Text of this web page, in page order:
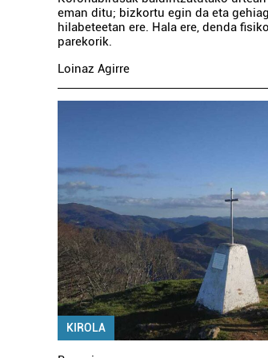
eman ditu; bizkortu egin da eta
hilabeteetan ere. Hala ere, denda
parekorik.
Loinaz Agirre
KIROLA